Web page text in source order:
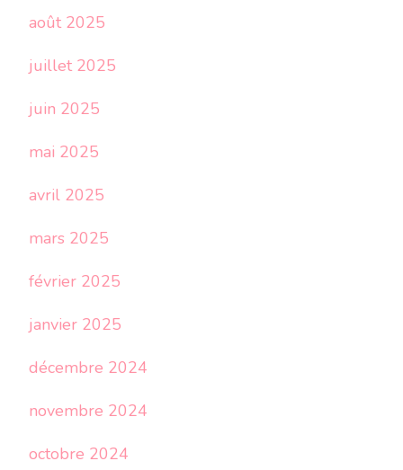
août 2025
juillet 2025
juin 2025
mai 2025
avril 2025
mars 2025
février 2025
janvier 2025
décembre 2024
novembre 2024
octobre 2024